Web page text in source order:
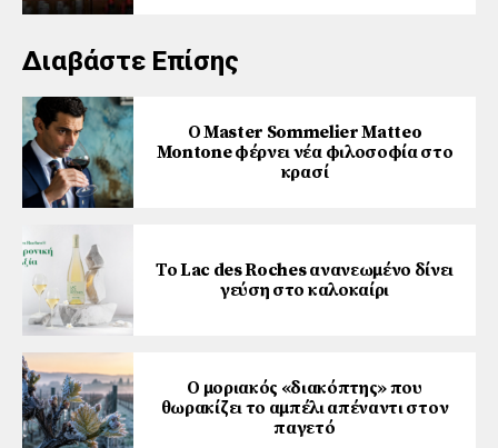
Διαβάστε Επίσης
Ο Master Sommelier Matteo
Montone φέρνει νέα φιλοσοφία στο
κρασί
Το Lac des Roches ανανεωμένο δίνει
γεύση στο καλοκαίρι
Ο μοριακός «διακόπτης» που
θωρακίζει το αμπέλι απέναντι στον
παγετό